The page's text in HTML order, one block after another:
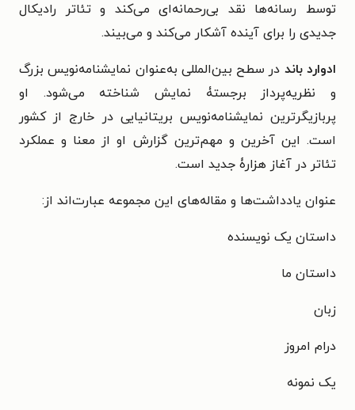
توسط رسانه‌ها نقد بی‌رحمانه‌ای می‌کند و تئاتر رادیکال
جدیدی را برای آینده آشکار می‌کند و می‌بیند.
ادوارد باند در سطح بین‌المللی به‌عنوان نمایشنامه‌نویس بزرگ
و نظریه‌پرداز برجستۀ نمایش شناخته می‌شود. او
پربازیگرترین نمایشنامه‌نویس بریتانیایی در خارج از کشور
است. این آخرین و مهم‌ترین گزارش او از معنا و عملکرد
تئاتر در آغاز هزارۀ جدید است.
عنوان یادداشت‌ها و مقاله‌های این مجموعه عبارت‌اند از:
داستان یک نویسنده
داستان ما
زبان
درام امروز
یک نمونه